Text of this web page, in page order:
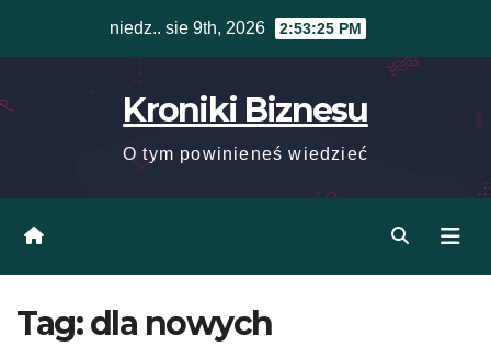
niedz.. sie 9th, 2026 2:53:25 PM
Kroniki Biznesu
O tym powinieneś wiedzieć
Tag:dla nowych